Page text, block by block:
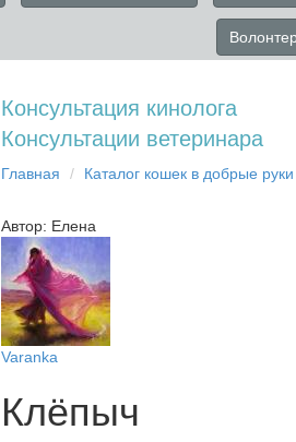
Консультация кинолога
Консультации ветеринара
Главная Кaтaлoг кoшек в дoбрыe рyки
Автор: Елена
Varanka
Клёпыч